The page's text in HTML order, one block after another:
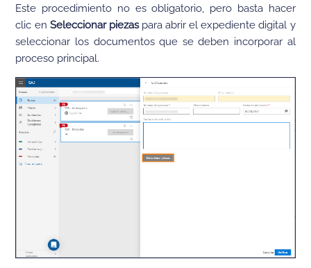
Este procedimiento no es obligatorio, pero basta hacer
clic en Seleccionar piezaspara abrir el expediente digital y
seleccionar los documentos que se deben incorporar al
proceso principal.